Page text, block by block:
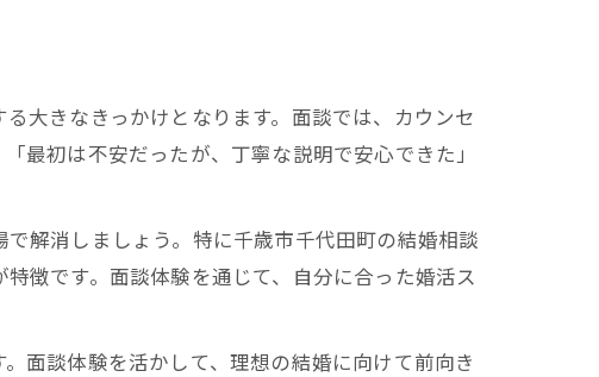
大きなきっかけとなります。面談では、カウンセ
最初は不安だったが、丁寧な説明で安心できた」
解消しましょう。特に千歳市千代田町の結婚相談
徴です。面談体験を通じて、自分に合った婚活ス
面談体験を活かして、理想の結婚に向けて前向き